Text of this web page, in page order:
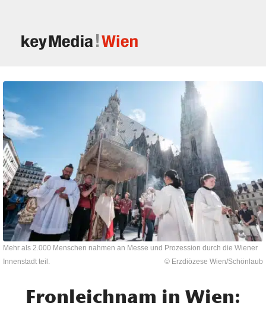
Mehr als 2.000 Menschen nahmen an Messe und Prozession durch die Wiener
Innenstadt teil.
© Erzdiözese Wien/Schönlaub
Fronleichnam in Wien: